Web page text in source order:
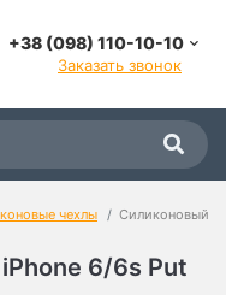
+38 (098) 110-10-10
Заказать звонок
чехлы Силиконовый
6/6s Put